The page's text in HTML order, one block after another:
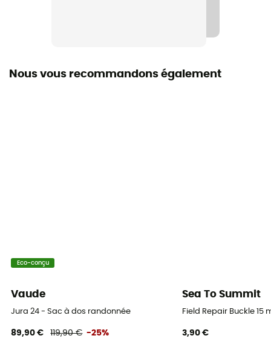
Nous vous recommandons également
Eco-conçu
Vaude
Jura 24 - Sac à dos randonnée
89,90 € 119,90 € -25%
Sea To Summit
Field Repair Buckle
3,90 €